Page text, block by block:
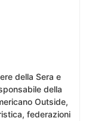
della Sera e
della
Outside,
federazioni